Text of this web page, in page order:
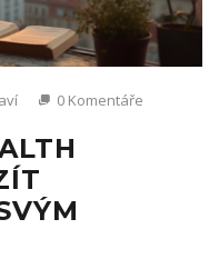
0 Komentáře